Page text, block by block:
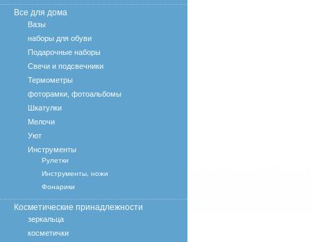
Все для дома
Вазы
наборы для обуви
Подарочные наборы
Свечи и подсвечники
Термометры
фоторамки, фотоальбомы
Шкатулки
Мелочи
Уют
Инструменты
Рулетки
Инструменты, ножи
Фонарики
Косметические принадлежности
зеркальца
косметички